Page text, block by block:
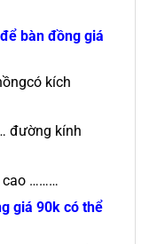
bàn đồng giá
kích
đường kính
cao ………
giá 90k có thể